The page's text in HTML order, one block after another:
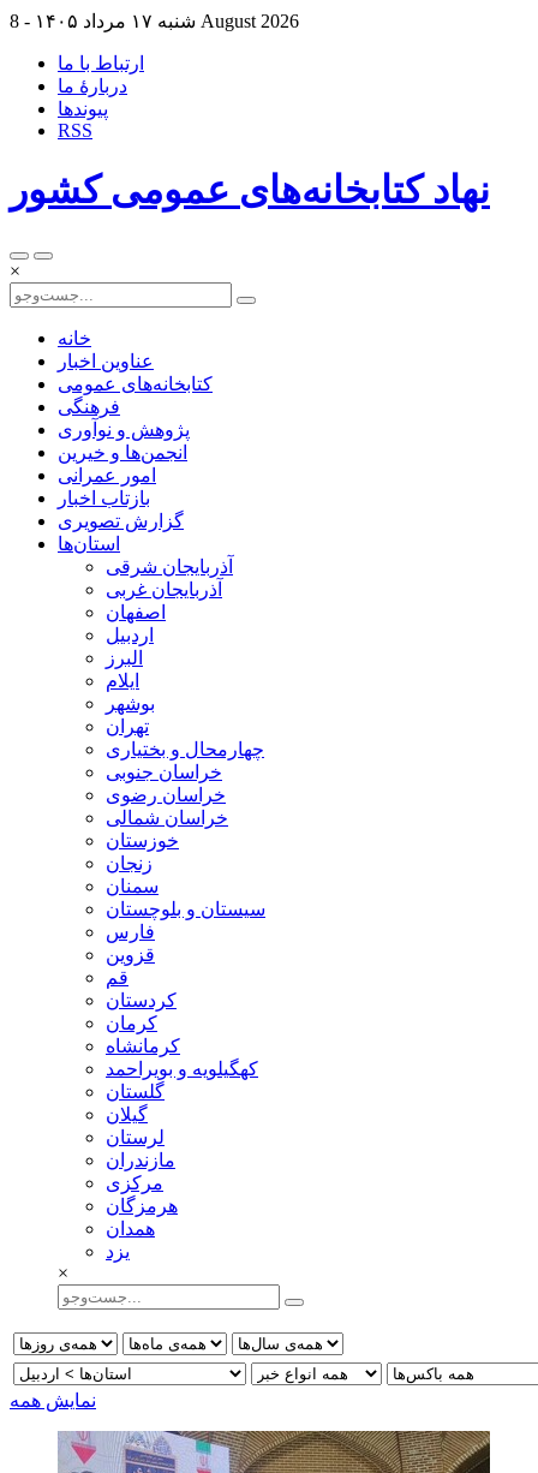
شنبه ۱۷ مرداد ۱۴۰۵ - 8 August 2026
ارتباط با ما
دربارهٔ ما
پيوندها
RSS
نهاد کتابخانه‌های عمومی کشور
×
خانه
عناوین اخبار
کتابخانه‌های عمومی
فرهنگی
پژوهش و نوآوری
انجمن‌ها و خیرین
امور عمرانی
بازتاب اخبار
گزارش تصویری
استان‌ها
آذربايجان شرقی
آذربایجان غربی
اصفهان
اردبيل
البرز
ايلام
بوشهر
تهران
چهارمحال و بختياری
خراسان جنوبی
خراسان رضوی
خراسان شمالی
خوزستان
زنجان
سمنان
سيستان و بلوچستان
فارس
قزوين
قم
كردستان
كرمان
كرمانشاه
كهگيلويه و بويراحمد
گلستان
گيلان
لرستان
مازندران
مركزی
هرمزگان
همدان
يزد
×
نمایش همه